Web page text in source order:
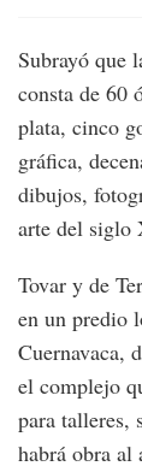
Subrayó que
consta de 60
plata, cinco
gráfica,
dibujos,
arte del siglo
Tovar y de
en un predio
Cuernavaca,
el complejo
para talleres,
habrá obra al